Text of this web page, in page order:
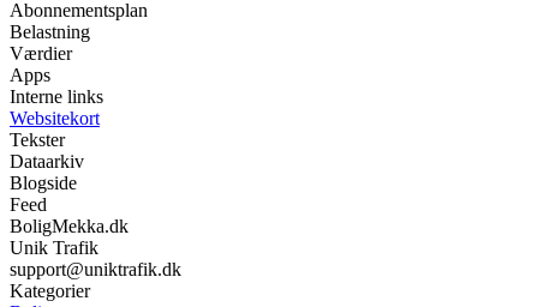
Abonnementsplan
Belastning
Værdier
Apps
Interne links
Websitekort
Tekster
Dataarkiv
Blogside
Feed
BoligMekka.dk
Unik Trafik
support@uniktrafik.dk
Kategorier